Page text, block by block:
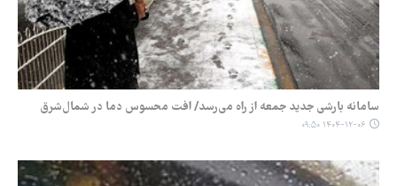
سامانه بارشی جدید جمعه از راه می‌رسد/ افت محسوس دما در شمال‌شرق
۱۴۰۴-۱۲-۰۶ ۰۹:۵۰